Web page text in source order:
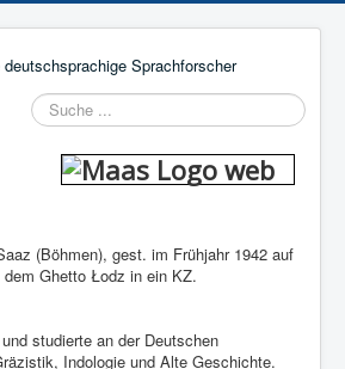
Suchen
(Böhmen), gest. im Frühjahr 1942 auf
Ghetto Łodz in ein KZ.
studierte an der Deutschen
Indologie und Alte Geschichte.